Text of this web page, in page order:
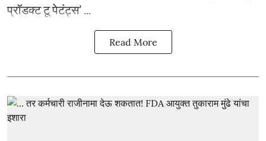
प्रॉडक्ट टू पेटंट्स’ ...
Read More